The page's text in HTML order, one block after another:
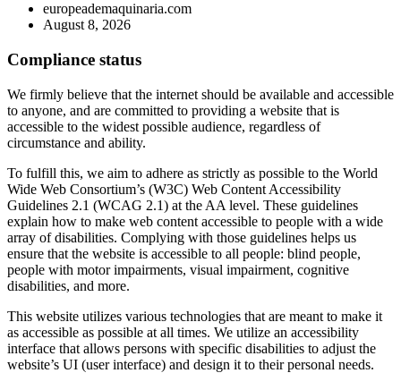
europeademaquinaria.com
August 8, 2026
Compliance status
We firmly believe that the internet should be available and accessible
to anyone, and are committed to providing a website that is
accessible to the widest possible audience, regardless of
circumstance and ability.
To fulfill this, we aim to adhere as strictly as possible to the World
Wide Web Consortium’s (W3C) Web Content Accessibility
Guidelines 2.1 (WCAG 2.1) at the AA level. These guidelines
explain how to make web content accessible to people with a wide
array of disabilities. Complying with those guidelines helps us
ensure that the website is accessible to all people: blind people,
people with motor impairments, visual impairment, cognitive
disabilities, and more.
This website utilizes various technologies that are meant to make it
as accessible as possible at all times. We utilize an accessibility
interface that allows persons with specific disabilities to adjust the
website’s UI (user interface) and design it to their personal needs.